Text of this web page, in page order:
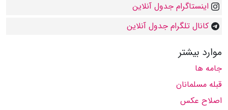
اینستاگرام جدول آنلاین
کانال تلگرام جدول آنلاین
موارد بیشتر
جامه ها
قبله مسلمانان
اصلاح عكس